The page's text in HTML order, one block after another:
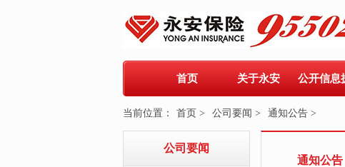
首页 关于永安 公开信息
当前位置： 首页 > 公司要闻 > 通知公告 >
公司要闻
通知公告